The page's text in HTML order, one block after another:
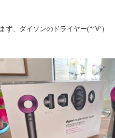
まず、ダイソンのドライヤー(*‘∀‘)